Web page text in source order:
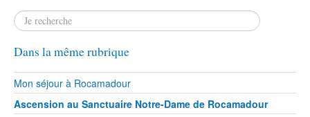
Dans la même rubrique
Mon séjour à Rocamadour
Ascension au Sanctuaire Notre-Dame de Rocamadour